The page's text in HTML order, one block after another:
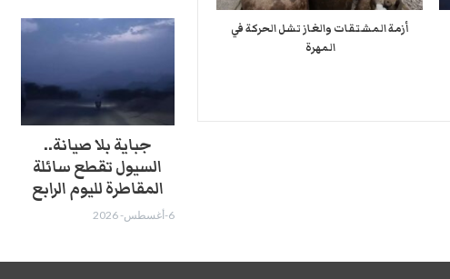
أزمة المشتقات والغاز تشل الحركة في
المهرة ​
جباية بلا صيانة..
السيول تقطع سائلة
المقاطرة لليوم الرابع
6-أغسطس- 2026